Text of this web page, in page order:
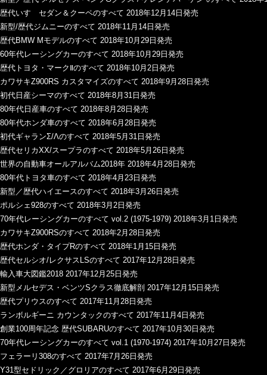
歴代いすゞセダン＆クーペのすべて 2018年12月14日発売
新型/歴代ジムニーのすべて 2018年11月14日発売
歴代BMW Mモデルのすべて 2018年10月29日発売
60年代レーシングカーのすべて 2018年10月29日発売
歴代トヨタ・マークⅡのすべて 2018年10月2日発売
カワサキZ900RS カスタマイズのすべて 2018年9月28日発売
初代日産シーマのすべて 2018年8月31日発売
80年代日産車のすべて 2018年8月28日発売
80年代ホンダ車のすべて 2018年6月28日発売
初代ギャランΣ/Λのすべて 2018年5月31日発売
歴代セリカXX/スープラのすべて 2018年5月26日発売
世界の自動車オールアルバム2018年 2018年4月28日発売
80年代トヨタ車のすべて 2018年4月23日発売
新型／歴代ハイエースのすべて 2018年3月26日発売
ポルシェ928のすべて 2018年3月2日発売
70年代レーシングカーのすべて vol.2 (1975-1979) 2018年3月1日発売
カワサキZ900RSのすべて 2018年2月28日発売
歴代ホンダ・タイプRのすべて 2018年1月15日発売
歴代セルシオ/レクサスLSのすべて 2017年12月28日発売
輸入車大図鑑2018 2017年12月25日発売
新型メルセデス・ベンツSクラス徹底解剖 2017年12月15日発売
歴代プリウスのすべて 2017年11月28日発売
ランボルギーニ カウンタックのすべて 2017年11月4日発売
創業100周年記念 歴代SUBARUのすべて 2017年10月30日発売
70年代レーシングカーのすべて vol.1 (1970-1974) 2017年10月27日発売
フェラーリ308のすべて 2017年7月26日発売
Y31型セドリック／グロリアのすべて 2017年6月29日発売